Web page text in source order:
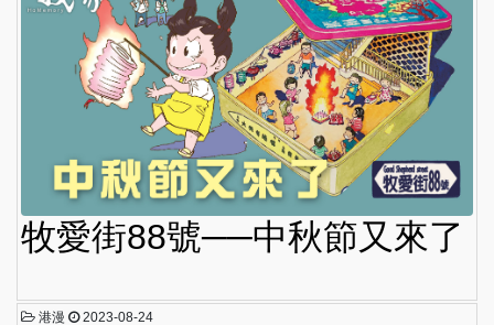
牧愛街88號──中秋節又來了
港漫 2023-08-24